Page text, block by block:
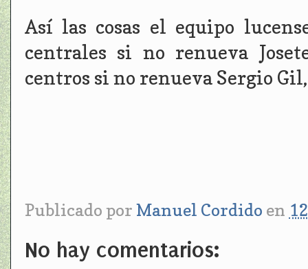
Así las cosas el equipo
centrales si no renueva
centros si no renueva Sergio
Publicado por Manuel Cordido en
No hay comentarios: